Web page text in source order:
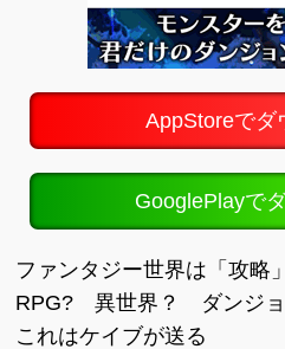
AppStoreでダ
GooglePlayで
ファンタジー世界は「攻略
RPG? 異世界？ ダンジ
これはケイブが送る